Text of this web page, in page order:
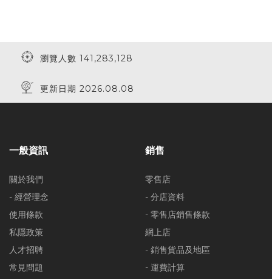
瀏覽人數 141,283,128
更新日期 2026.08.08
一般資訊
關於我們
- 經營理念
使用條款
私隱政策
人才招聘
常見問題
銷售
零售店
- 分店資料
- 零售店銷售條款
網上店
- 銷售貨品及地區
- 運費計算